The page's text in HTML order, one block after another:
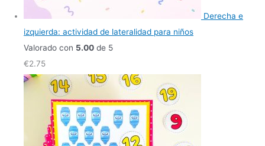
Derecha e
izquierda: actividad de lateralidad para niños
Valorado con 5.00 de 5
€2.75